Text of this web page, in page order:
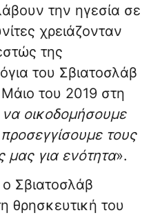
την ηγεσία σε
χρειάζονταν
της
του Σβιατοσλάβ
του 2019 στη
να οικοδομήσουμε
τους
για ενότητα».
Σβιατοσλάβ
θρησκευτική του